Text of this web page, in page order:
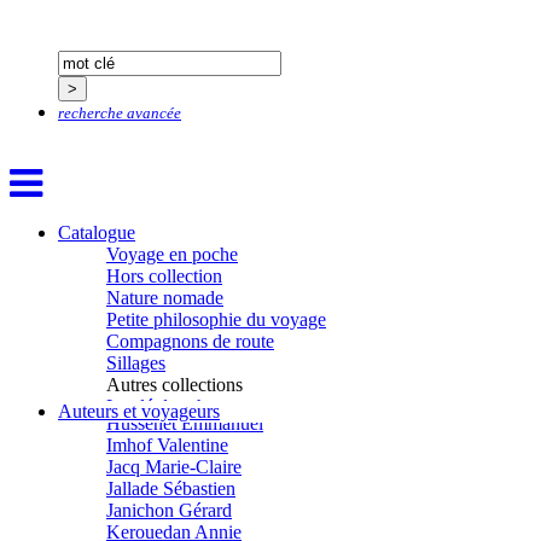
recherche avancée
Catalogue
Voyage en poche
Hors collection
Nature nomade
Petite philosophie du voyage
Compagnons de route
Sillages
Autres collections
La clé des champs
Chemins d’étoiles
Visions
Auteurs et voyageurs
Grange Florent
Gras Cédric
Guéguéniat Jean-Yves
Haegy Jean-Marie
Hafez Kim
Halluin Bruno d’
Hardivilliers Albéric d’
Harvey James
Heimburger Mario
Hervouët Tifenn
Houdaille Christophe
Hussain Fawaz
Hussenet Emmanuel
Imhof Valentine
Jacq Marie-Claire
Jallade Sébastien
Janichon Gérard
Kerouedan Annie